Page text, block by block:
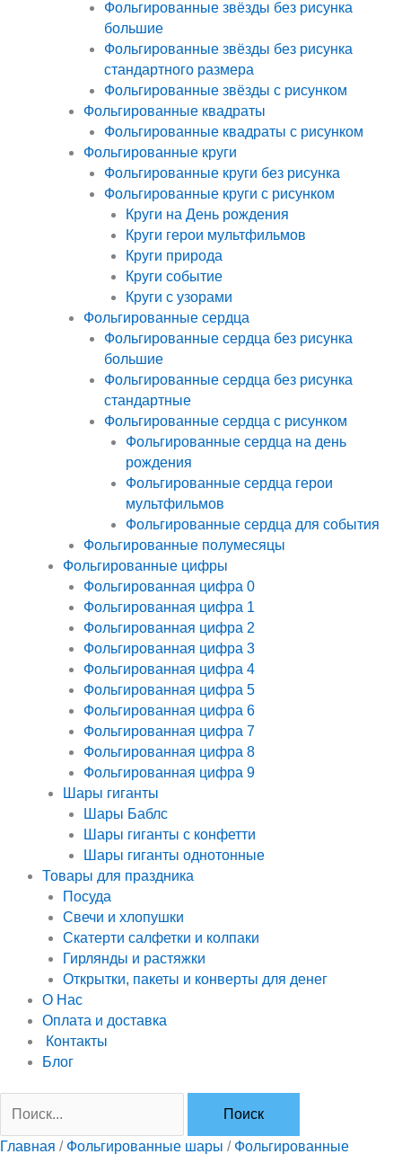
Фольгированные звёзды без рисунка
большие
Фольгированные звёзды без рисунка
стандартного размера
Фольгированные звёзды с рисунком
Фольгированные квадраты
Фольгированные квадраты с рисунком
Фольгированные круги
Фольгированные круги без рисунка
Фольгированные круги с рисунком
Круги на День рождения
Круги герои мультфильмов
Круги природа
Круги событие
Круги с узорами
Фольгированные сердца
Фольгированные сердца без рисунка
большие
Фольгированные сердца без рисунка
стандартные
Фольгированные сердца с рисунком
Фольгированные сердца на день
рождения
Фольгированные сердца герои
мультфильмов
Фольгированные сердца для события
Фольгированные полумесяцы
Фольгированные цифры
Фольгированная цифра 0
Фольгированная цифра 1
Фольгированная цифра 2
Фольгированная цифра 3
Фольгированная цифра 4
Фольгированная цифра 5
Фольгированная цифра 6
Фольгированная цифра 7
Фольгированная цифра 8
Фольгированная цифра 9
Шары гиганты
Шары Баблс
Шары гиганты с конфетти
Шары гиганты однотонные
Товары для праздника
Посуда
Свечи и хлопушки
Скатерти салфетки и колпаки
Гирлянды и растяжки
Открытки, пакеты и конверты для денег
О Нас
Оплата и доставка
Контакты
Блог
Главная / Фольгированные шары / Фольгированные